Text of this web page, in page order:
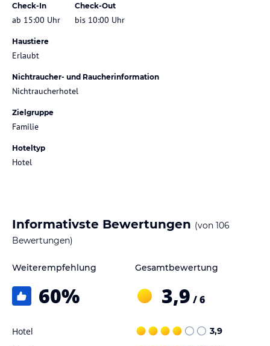
Check-In
ab 15:00 Uhr
Check-Out
bis 10:00 Uhr
Haustiere
Erlaubt
Nichtraucher- und Raucherinformation
Nichtraucherhotel
Zielgruppe
Familie
Hoteltyp
Hotel
Informativste Bewertungen (von 106
Bewertungen)
Weiterempfehlung
60%
Gesamtbewertung
3,9 / 6
Hotel 3,9